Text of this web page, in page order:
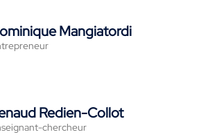
Mangiatordi
Redien-Collot
chercheur